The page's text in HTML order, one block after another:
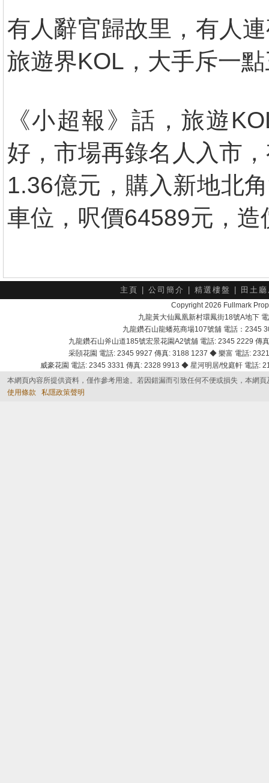
有人辭官歸故里，有人
旅遊界KOL，大手斥一
《小超報》話，旅遊
好，市場再錄名人入市
1.36億元，購入新地北
車位，呎價64589元，
主頁 公司簡介 精選樓盤 田土
Copyright 2026 Fullmark
九龍黃大仙鳳凰新村環鳳街18號A地下
九龍鑽石山龍蟠苑商場107號舖 電話：2345
九龍鑽石山斧山道185號宏景花園A2號舖 電話: 2345 2229
采頣花園 電話: 2345 9927 傳真: 3188 1237 ◆ 樂富 電話:
威豪花園 電話: 2345 3331 傳真: 2328 9913 ◆ 星河明居/悅庭軒 電話
本網頁內容所提供資料，僅作參考用途。若因錯漏而引致任何不便或損失，本網
使用條款
私隱政策聲明